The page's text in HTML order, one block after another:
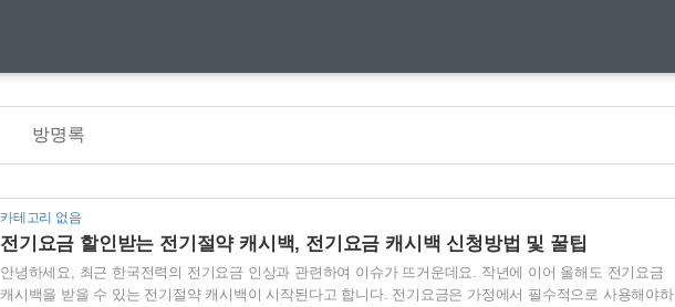
방명록
카테고리 없음
전기요금 할인받는 전기절약 캐시백, 전기요금 캐시백 신청방법 및 꿀팁
안녕하세요, 최근 한국전력의 전기요금 인상과 관련하여 이슈가 뜨거운데요. 작년에 이어 올해도 전기요금
캐시백을 받을 수 있는 전기절약 캐시백이 시작된다고 합니다. 전기요금은 가정에서 필수적으로 사용해야하